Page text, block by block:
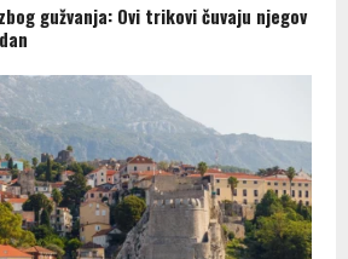
gužvanja: Ovi trikovi čuvaju njegov